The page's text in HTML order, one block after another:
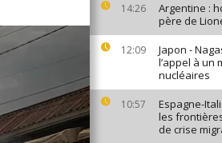
14:26
Argentine :
père de
12:09
Japon -
l’appel à un
nucléaires
10:57
Espagne-
les
de crise